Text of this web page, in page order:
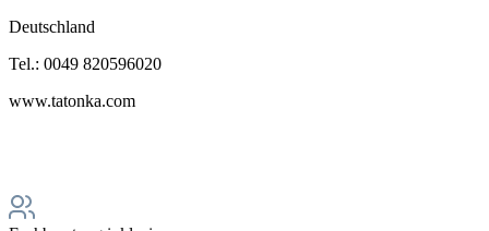
Deutschland
Tel.: 0049 820596020
www.tatonka.com